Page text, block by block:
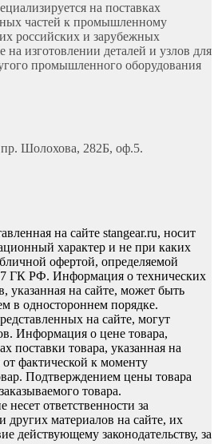
на поставках
частей к промышленному
российских и зарубежных
на изготовлении деталей и узлов для
промышленного оборудования
пр. Шолохова, 282Б, оф.5.
на сайте stangear.ru, носит
характер и не при каких
офертой, определяемой
ГК РФ. Информация о технических
указанная на сайте, может быть
в одностороннем порядке.
на сайте, могут
Информация о цене товара,
поставки товара, указанная на
от фактической к моменту
Подтверждением цены товара
товара.
ответственности за
других материалов на сайте, их
действующему законодательству, за